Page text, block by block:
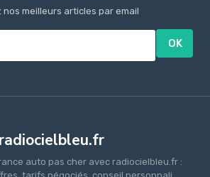
nos meilleurs articles par email
OK
radiocielbleu.fr
auto pas cher avec radiocielbleu.fr :